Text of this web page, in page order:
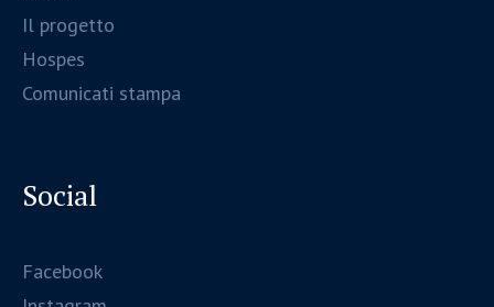
Il progetto
Hospes
Comunicati stampa
Social
Facebook